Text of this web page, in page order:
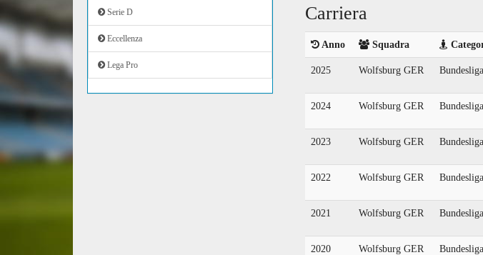
Serie D
Eccellenza
Lega Pro
Carriera
Anno Squadra
2025 Wolfsburg GER Bundesliga
2024 Wolfsburg GER Bundesliga
2023 Wolfsburg GER Bundesliga
2022 Wolfsburg GER Bundesliga
2021 Wolfsburg GER Bundesliga
2020 Wolfsburg GER Bundesliga